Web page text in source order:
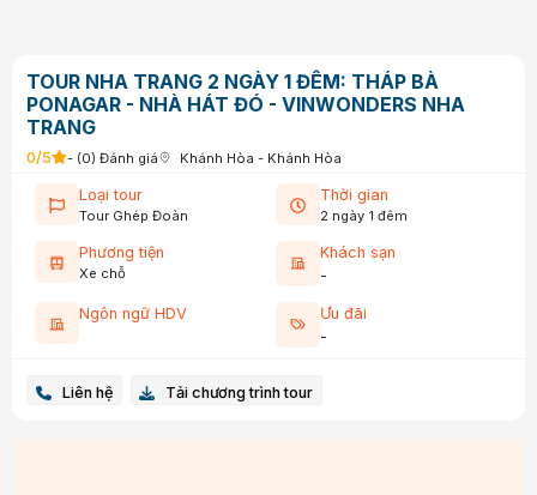
TOUR NHA TRANG 2 NGÀY 1 ĐÊM: THÁP
PONAGAR - NHÀ HÁT ĐÓ - VINWONDERS
TRANG